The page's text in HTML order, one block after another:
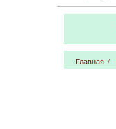
Главная /